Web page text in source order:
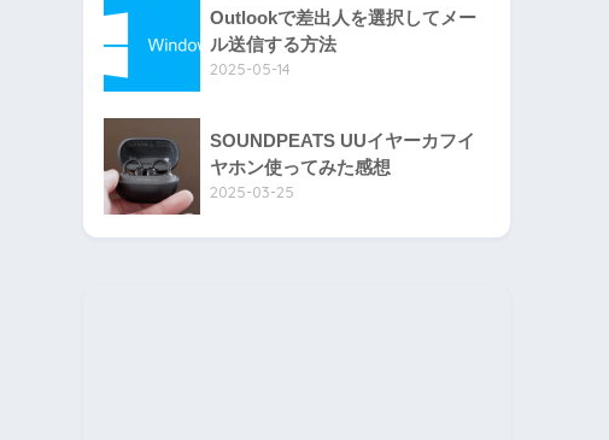
Outlookで差出人を選択してメー
ル送信する方法
2025-05-14
SOUNDPEATS UUイヤーカフイ
ヤホン使ってみた感想
2025-03-25